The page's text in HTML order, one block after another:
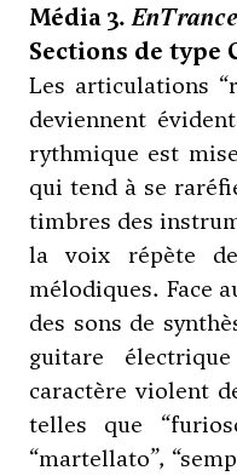
Média 3.EnTrance
Sections de type
Les articulations
deviennent
rythmique est
qui tend à se
timbres des
la voix répète de
mélodiques. Face
des sons de
guitare
caractère violent
telles que
“martellato”,